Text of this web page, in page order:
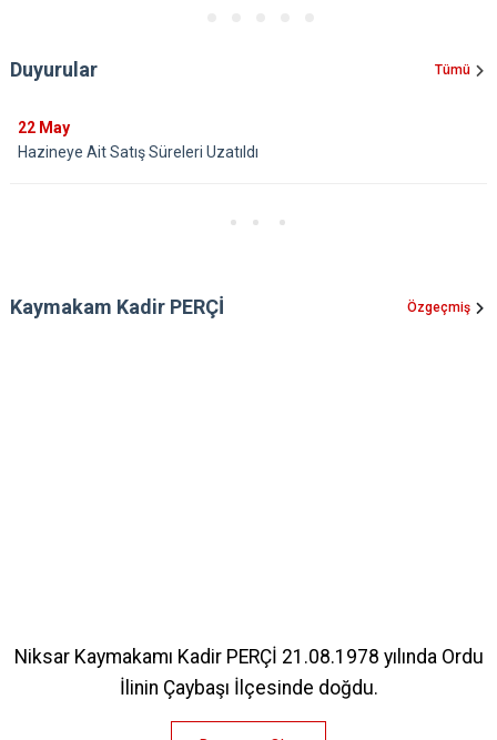
Duyurular Tümü
22 May
Hazineye Ait Satış Süreleri Uzatıldı
Kaymakam Kadir PERÇİ Özgeçmiş
Niksar Kaymakamı Kadir PERÇİ 21.08.1978 yılında Ordu
İlinin Çaybaşı İlçesinde doğdu.